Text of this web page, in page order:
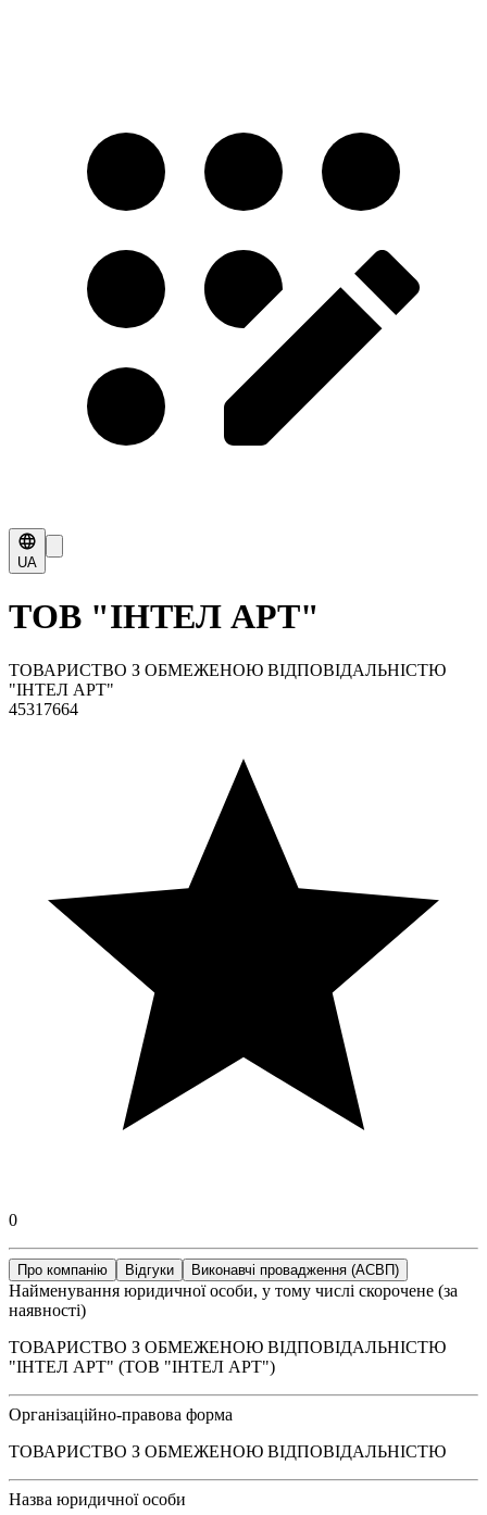
UA
ТОВ "ІНТЕЛ АРТ"
ТОВАРИСТВО З ОБМЕЖЕНОЮ ВІДПОВІДАЛЬНІСТЮ
"ІНТЕЛ АРТ"
45317664
0
Про компанію Відгуки Виконавчі провадження (АСВП)
Найменування юридичної особи, у тому числі скорочене (за
наявності)
ТОВАРИСТВО З ОБМЕЖЕНОЮ ВІДПОВІДАЛЬНІСТЮ
"ІНТЕЛ АРТ" (ТОВ "ІНТЕЛ АРТ")
Організаційно-правова форма
ТОВАРИСТВО З ОБМЕЖЕНОЮ ВІДПОВІДАЛЬНІСТЮ
Назва юридичної особи